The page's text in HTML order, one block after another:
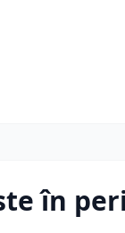
în